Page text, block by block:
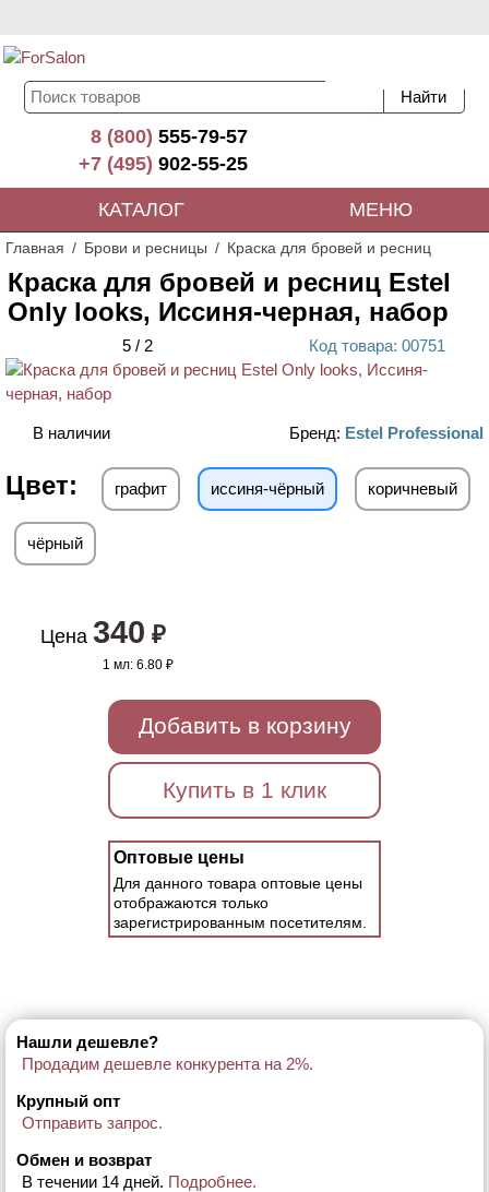
8 (800)555-79-57
+7 (495)902-55-25
КАТАЛОГ МЕНЮ
Главная Брови и ресницы Краска для бровей и ресниц
Краска для бровей и ресниц Estel
Only looks, Иссиня-черная, набор
5 / 2 Код товара: 00751
В наличии Бренд: Estel Professional
Цвет: графит иссиня-чёрный коричневый
чёрный
Цена 340 ₽
1 мл:6.80 ₽
Добавить в корзину
Купить в 1 клик
Оптовые цены
Для данного товара оптовые цены
отображаются только
зарегистрированным посетителям.
Нашли дешевле?
Продадим дешевле конкурента на 2%.
Крупный опт
Отправить запрос.
Обмен и возврат
В течении 14 дней. Подробнее.